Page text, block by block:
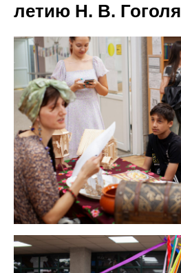
летию Н. В. Гоголя